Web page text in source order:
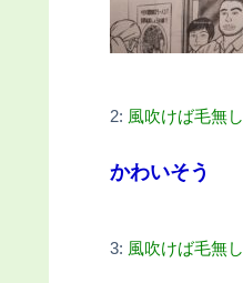
2: 風吹けば毛無し
かわいそう
3: 風吹けば毛無し